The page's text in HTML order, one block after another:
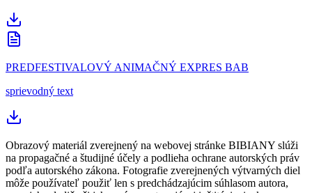
PREDFESTIVALOVÝ ANIMAČNÝ EXPRES BAB
sprievodný text
Obrazový materiál zverejnený na webovej stránke BIBIANY slúži
na propagačné a študijné účely a podlieha ochrane autorských práv
podľa autorského zákona. Fotografie zverejnených výtvarných diel
môže používateľ použiť len s predchádzajúcim súhlasom autora,